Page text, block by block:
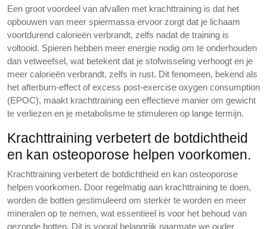
Een groot voordeel van afvallen met krachttraining is dat het
opbouwen van meer spiermassa ervoor zorgt dat je lichaam
voortdurend calorieën verbrandt, zelfs nadat de training is
voltooid. Spieren hebben meer energie nodig om te onderhouden
dan vetweefsel, wat betekent dat je stofwisseling verhoogt en je
meer calorieën verbrandt, zelfs in rust. Dit fenomeen, bekend als
het afterburn-effect of excess post-exercise oxygen consumption
(EPOC), maakt krachttraining een effectieve manier om gewicht
te verliezen en je metabolisme te stimuleren op lange termijn.
Krachttraining verbetert de botdichtheid
en kan osteoporose helpen voorkomen.
Krachttraining verbetert de botdichtheid en kan osteoporose
helpen voorkomen. Door regelmatig aan krachttraining te doen,
worden de botten gestimuleerd om sterker te worden en meer
mineralen op te nemen, wat essentieel is voor het behoud van
gezonde botten. Dit is vooral belangrijk naarmate we ouder